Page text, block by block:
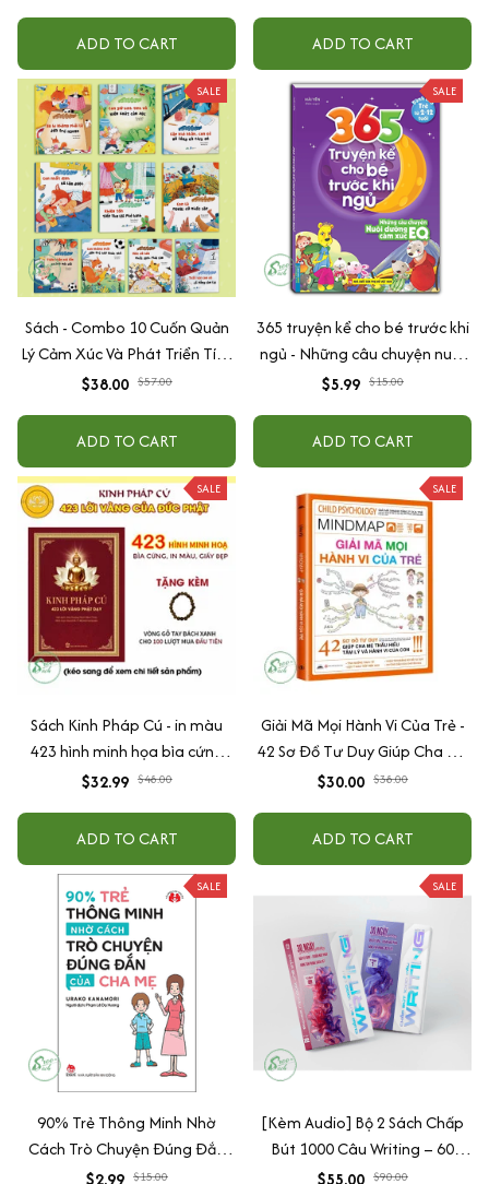
ADD TO CART ADD TO CART
SALE
Sách - Combo 10 Cuốn Quản
Lý Cảm Xúc Và Phát Triển Tính
Cách Cho Bé Từ 2 - 6 Tuổi
$38.00 $57.00
ADD TO CART
SALE
365 truyện kể cho bé trước khi
ngủ - Những câu chuyện nuôi
dưỡng cảm xúc EQ (2-12 tuổi)
$5.99 $15.00
ADD TO CART
SALE
Sách Kinh Pháp Cú - in màu
423 hình minh họa bìa cứng
cao cấp + tặng kèm vòng tay
$32.99 $48.00
ADD TO CART
SALE
Giải Mã Mọi Hành Vi Của Trẻ -
42 Sơ Đồ Tư Duy Giúp Cha Mẹ
Thấu Hiểu Tâm Lý Và Hành Vi
$30.00 $38.00
ADD TO CART
SALE
90% Trẻ Thông Minh Nhờ
Cách Trò Chuyện Đúng Đắn
Của Cha Mẹ
$2.99 $15.00
SALE
[Kèm Audio] Bộ 2 Sách Chấp
Bút 1000 Câu Writing – 60
Ngày Gieo Trồng Tư Duy
$55.00 $90.00